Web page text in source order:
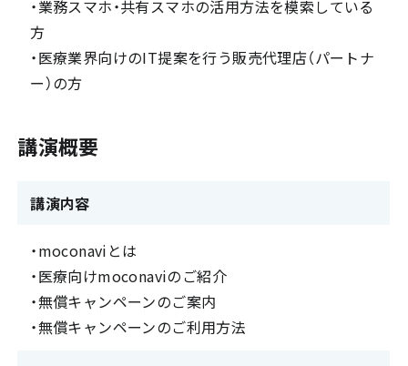
・業務スマホ・共有スマホの活用方法を模索している
方
・医療業界向けのIT提案を行う販売代理店（パートナ
ー）の方
講演概要
講演内容
・moconaviとは
・医療向けmoconaviのご紹介
・無償キャンペーンのご案内
・無償キャンペーンのご利用方法